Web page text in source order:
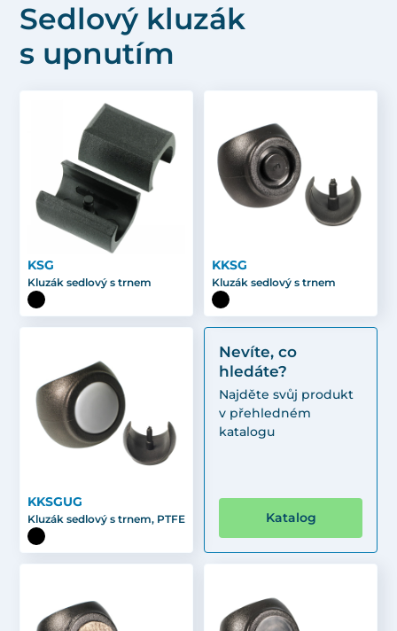
Sedlový kluzák
s upnutím
KSG
Kluzák sedlový s trnem
KKSG
Kluzák sedlový s trnem
KKSGUG
Kluzák sedlový s trnem, PTFE
Nevíte, co
hledáte?
Najděte svůj produkt
v přehledném
katalogu
Katalog